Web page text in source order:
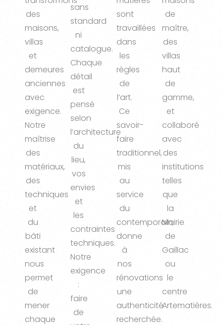
des
maisons,
villas
et
demeures
anciennes
avec
exigence.
Notre
maîtrise
des
matériaux,
des
techniques
et
du
bâti
existant
nous
permet
de
mener
chaque
sans
standard
ni
catalogue.
Chaque
détail
est
pensé
selon
l’architecture
du
lieu,
vos
envies
et
les
contraintes
techniques.
Notre
exigence
:
faire
de
sont
travaillées
dans
les
règles
de
l’art.
Ce
savoir-
faire
traditionnel,
mis
au
service
du
contemporain,
donne
à
nos
rénovations
une
authenticité
recherchée.
de
maître,
des
villas
haut
de
gamme,
et
collaboré
avec
des
institutions
telles
que
la
Mairie
de
Gaillac
ou
le
centre
Artematières.